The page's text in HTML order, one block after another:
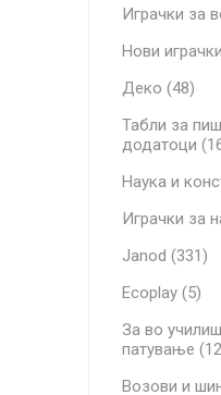
Играчки за
Нови
Деко (48)
Табли за
додатоци
Наука и
Играчки за
Janod (331)
Ecoplay (5)
За во
патување
Возови и